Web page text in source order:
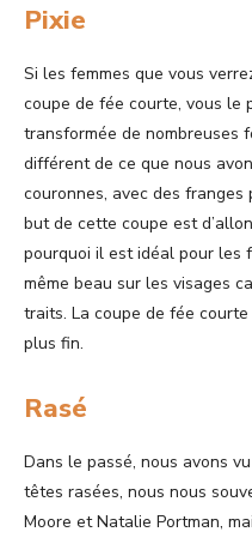
Pixie
Si les femmes que vous
coupe de fée courte, vous le
transformée de nombreuses
différent de ce que nous
couronnes, avec des
but de cette coupe est
pourquoi il est idéal pour les
même beau sur les visages
traits. La coupe de fée
plus fin.
Rasé
Dans le passé, nous avons
têtes rasées, nous nous
Moore et Natalie Portman,